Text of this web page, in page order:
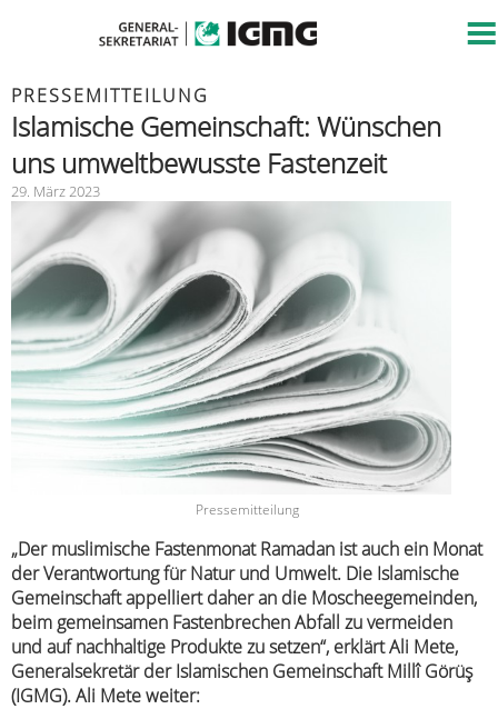
PRESSEMITTEILUNG
Islamische Gemeinschaft: Wünschen
uns umweltbewusste Fastenzeit
29. März 2023
Pressemitteilung
„Der muslimische Fastenmonat Ramadan ist auch ein Monat
der Verantwortung für Natur und Umwelt. Die Islamische
Gemeinschaft appelliert daher an die Moscheegemeinden,
beim gemeinsamen Fastenbrechen Abfall zu vermeiden
und auf nachhaltige Produkte zu setzen“, erklärt Ali Mete,
Generalsekretär der Islamischen Gemeinschaft Millî Görüş
(IGMG). Ali Mete weiter: